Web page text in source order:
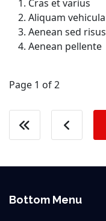
Cras et varius
Aliquam vehicula
Aenean sed risus
Aenean pellente
Page 1 of 2
Bottom Menu